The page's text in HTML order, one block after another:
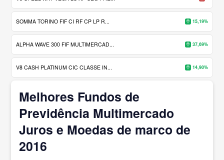
SOMMA TORINO FIF CI RF CP LP R... 15,19%
ALPHA WAVE 300 FIF MULTIMERCAD... 37,69%
V8 CASH PLATINUM CIC CLASSE IN... 14,90%
Melhores Fundos de
Previdência Multimercado
Juros e Moedas de marco de
2016